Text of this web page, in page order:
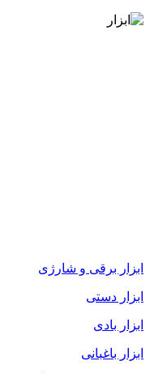
ابزار برقی و شارژی
ابزار دستی
ابزار بادی
ابزار باغبانی